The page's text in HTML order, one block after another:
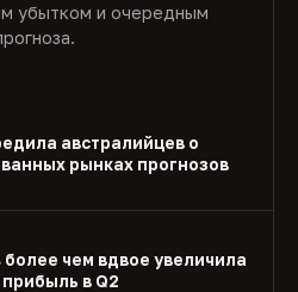
убытком и очередным
австралийцев о
рынках прогнозов
чем вдвое увеличила
в Q2